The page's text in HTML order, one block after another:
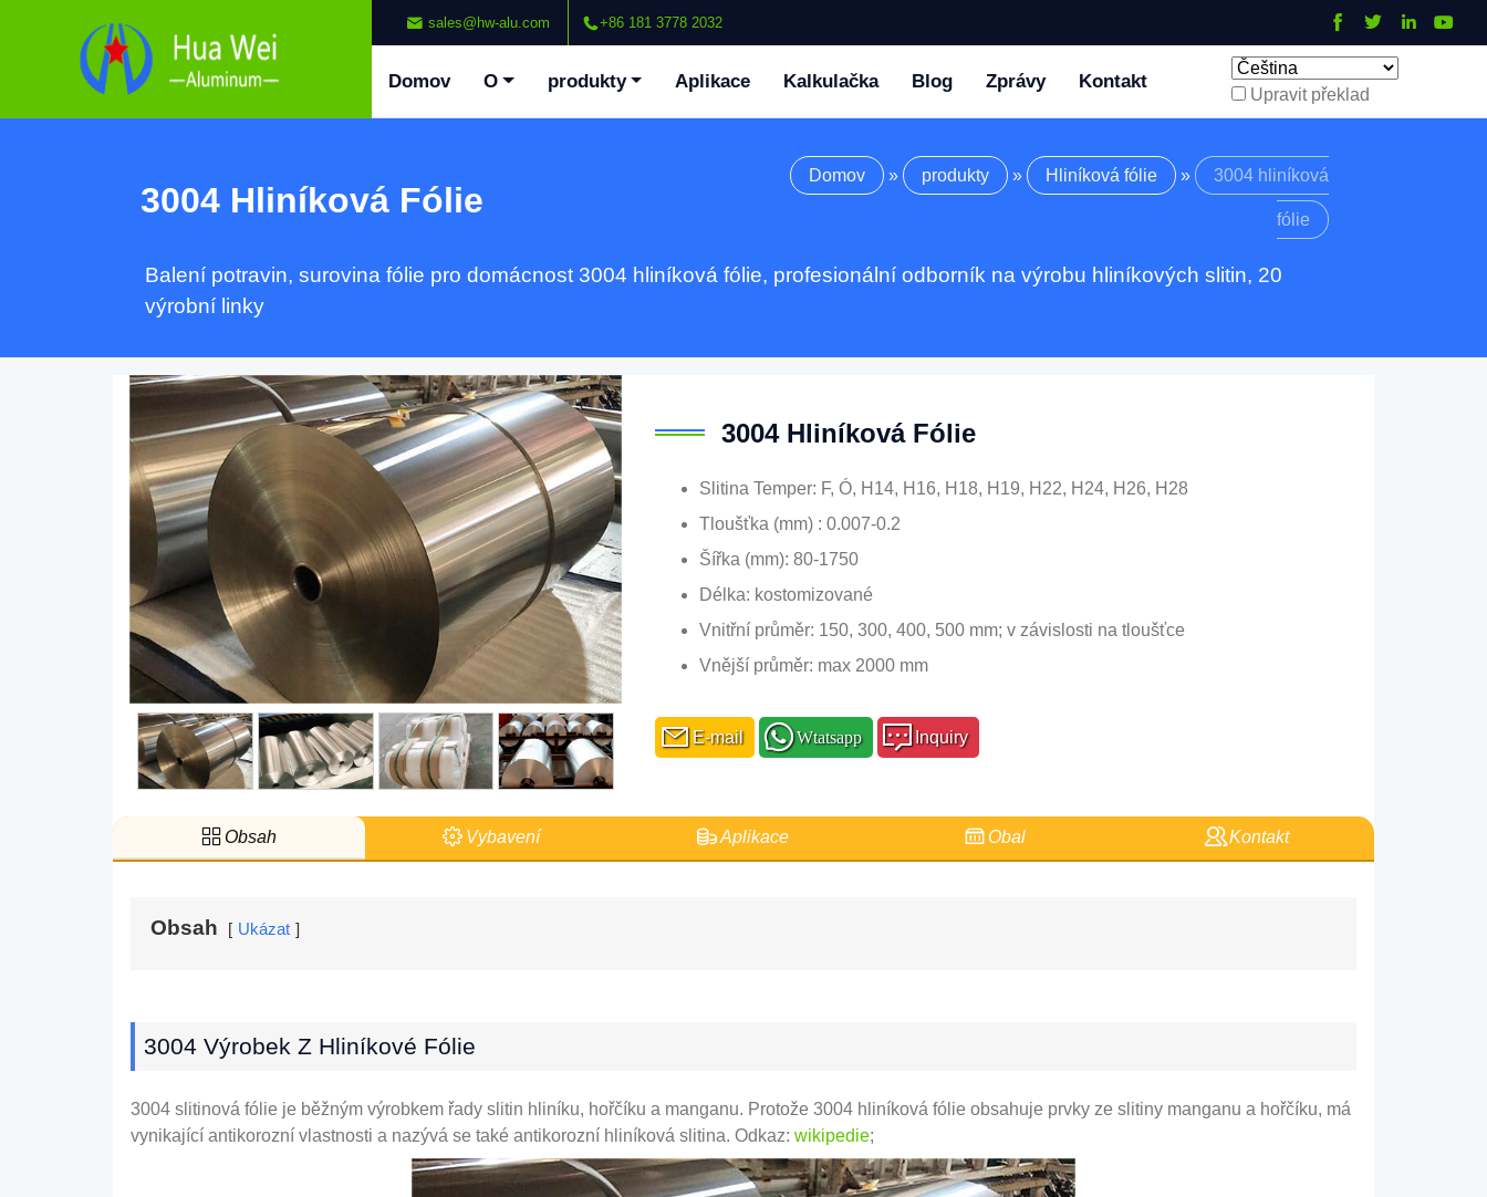
sales@hw-alu.com +86 181 3778 2032
Domov O produkty Aplikace Kalkulačka Blog Zprávy Kontakt
Upravit překlad
3004 Hliníková Fólie
Domov » produkty » Hliníková fólie » 3004 hliníková
fólie
Balení potravin, surovina fólie pro domácnost 3004 hliníková fólie, profesionální odborník na výrobu hliníkových slitin, 20
výrobní linky
3004 Hliníková Fólie
Slitina Temper: F, Ó, H14, H16, H18, H19, H22, H24, H26, H28
Tloušťka (mm) : 0.007-0.2
Šířka (mm): 80-1750
Délka: kostomizované
Vnitřní průměr: 150, 300, 400, 500 mm; v závislosti na tloušťce
Vnější průměr: max 2000 mm
E-mail Wtatsapp Inquiry
Obsah Vybavení Aplikace Obal Kontakt
Obsah Ukázat
3004 Výrobek Z Hliníkové Fólie
3004 slitinová fólie je běžným výrobkem řady slitin hliníku, hořčíku a manganu. Protože 3004 hliníková fólie obsahuje prvky ze slitiny manganu a hořčíku, má
vynikající antikorozní vlastnosti a nazývá se také antikorozní hliníková slitina. Odkaz: wikipedie;